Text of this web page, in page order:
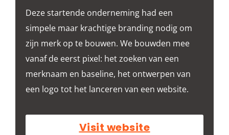
Deze startende onderneming had een
simpele maar krachtige branding nodig om
zijn merk op te bouwen. We bouwden mee
vanaf de eerst pixel: het zoeken van een
merknaam en baseline, het ontwerpen van
een logo tot het lanceren van een website.
Visit website